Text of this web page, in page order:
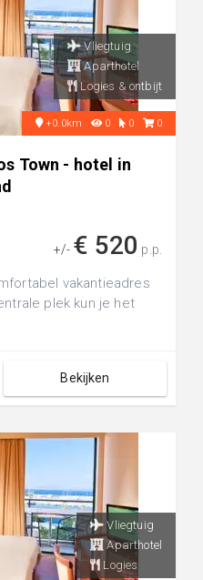
Vliegtuig
Aparthotel
Logies & ontbijt
+0.0km 0 0 0
Town - hotel in
+/- € 520 p.p.
vakantieadres
plek kun je het
Bekijken
Vliegtuig
Aparthotel
Logies